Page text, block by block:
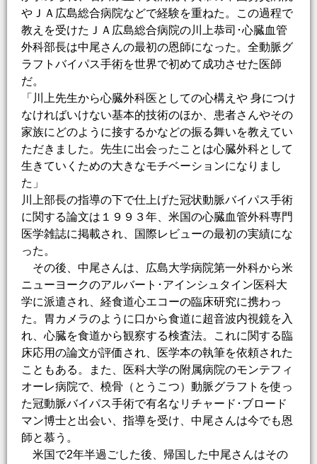
やＪＡ広島総合病院などで経験を重ねた。この過程で
教えを受けたＪＡ広島総合病院の川上恭司･心臓血管
外科部長は中尾さんの最初の恩師になった。全動脈グ
ラフトバイパス手術を世界で初めて成功させた医師
だ。
「川上先生から心臓外科医としての心構えや 身につけ
なければいけない基本的技術のほか、患者さんやその
家族にどのように接するかなどの振る舞いを教えてい
ただきました。先生に出会ったことは心臓外科として
生きていくための大きなモチベーションになりまし
た」
川上部長の指導の下で仕上げた冠状動脈バイパス手術
に関する論文は１９９３年、米国の心臓血管外科専門
医学雑誌に掲載され、国際レビューの最初の実績にな
った。
その後、中尾さんは、広島大学病院第一外科から米
ニューヨークのアルバート･アインシュタイン医科大
学に派遣され、経食道心エコーの臨床研究に携わっ
た。胃カメラのように口から食道に超音波内視鏡を入
れ、心臓を食道から観察する検査法。これに関する臨
床応用の論文が評価され、医学本の執筆を依頼された
こともある。また、医科大学の附属病院のモンテフィ
オーレ病院で、橈骨（とうこつ）動脈グラフトを使っ
た冠動脈バイパス手術で有名なリチャード･ブロード
マン博士と出会い、指導を受け、中尾さんは今でも恩
師と慕う。
米国で2年半過ごした後、帰国した中尾さんはその